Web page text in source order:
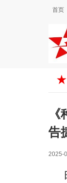
首页
告
2025-